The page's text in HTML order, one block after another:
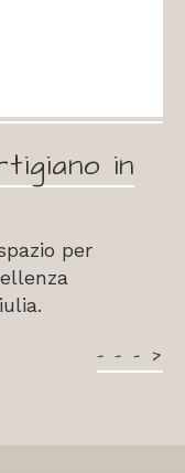
in
spazio per
– – – >